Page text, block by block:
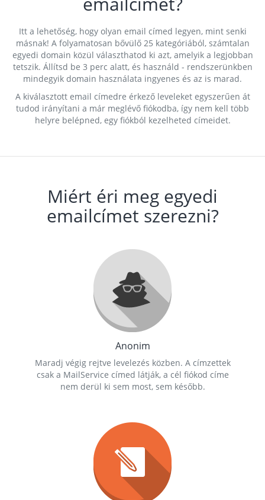
Itt a lehetőség, hogy olyan email címed legyen, mint senki
másnak! A folyamatosan bővülő 25 kategóriából, számtalan
egyedi domain közül választhatod ki azt, amelyik a legjobban
tetszik. Állítsd be 3 perc alatt, és használd - rendszerünkben
mindegyik domain használata ingyenes és az is marad.
A kiválasztott email címedre érkező leveleket egyszerűen át
tudod irányítani a már meglévő fiókodba, így nem kell több
helyre belépned, egy fiókból kezelheted címeidet.
Miért éri meg egyedi
emailcímet szerezni?
Anonim
Maradj végig rejtve levelezés közben. A címzettek
csak a MailService címed látják, a cél fiókod címe
nem derül ki sem most, sem később.